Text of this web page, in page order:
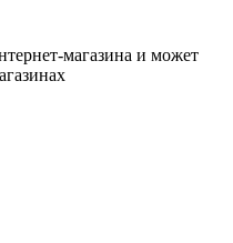
магазина и может